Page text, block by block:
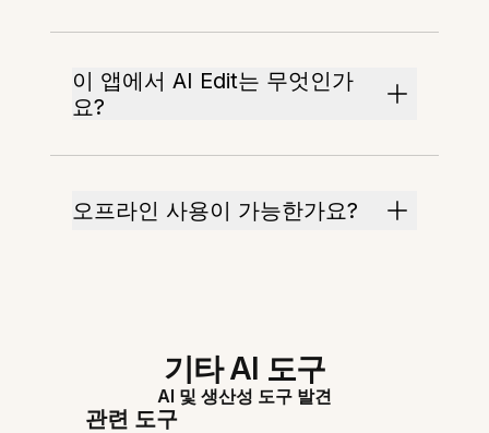
이 앱에서 AI Edit는 무엇인가
요?
오프라인 사용이 가능한가요?
기타 AI 도구
AI 및 생산성 도구 발견
관련 도구